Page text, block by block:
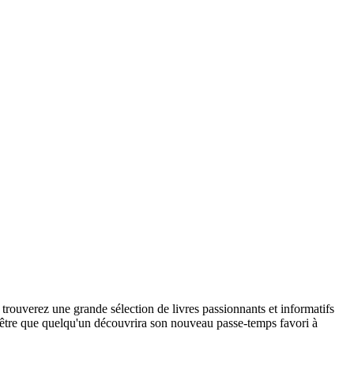
une grande sélection de livres passionnants et informatifs
que quelqu'un découvrira son nouveau passe-temps favori à